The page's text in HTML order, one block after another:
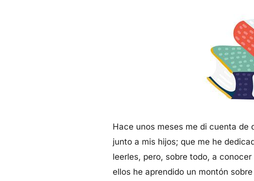
Hace unos meses me di cuenta de
junto a mis hijos; que me he
leerles, pero, sobre todo, a
ellos he aprendido un montón